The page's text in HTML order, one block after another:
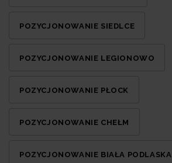
POZYCJONOWANIE SIEDLCE
POZYCJONOWANIE LEGIONOWO
POZYCJONOWANIE PŁOCK
POZYCJONOWANIE CHEŁM
POZYCJONOWANIE BIAŁA PODLASKA